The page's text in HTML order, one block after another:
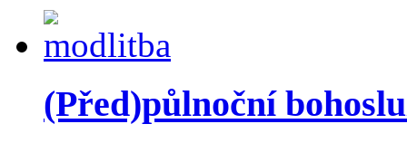
(Před)půlnoční